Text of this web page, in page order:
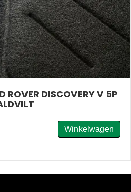
ROVER DISCOVERY V 5P
Winkelwagen